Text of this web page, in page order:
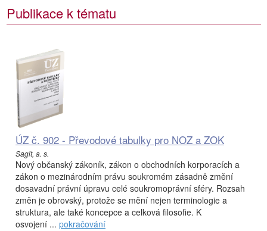
Publikace k tématu
ÚZ č. 902 - Převodové tabulky pro NOZ a ZOK
Sagit, a. s.
Nový občanský zákoník, zákon o obchodních korporacích a
zákon o mezinárodním právu soukromém zásadně změní
dosavadní právní úpravu celé soukromoprávní sféry. Rozsah
změn je obrovský, protože se mění nejen terminologie a
struktura, ale také koncepce a celková filosofie. K
osvojení ... pokračování